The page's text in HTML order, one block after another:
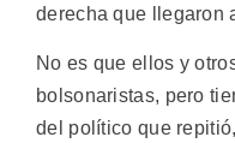
derecha que llegaron
No es que ellos y
bolsonaristas, pero
del político que